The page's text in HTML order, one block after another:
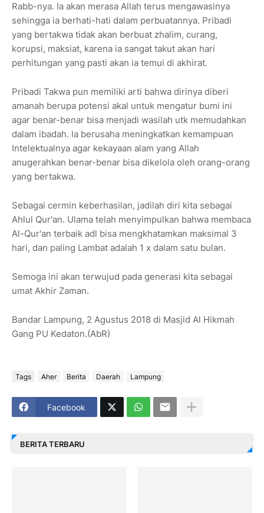
Rabb-nya. Ia akan merasa Allah terus mengawasinya
sehingga ia berhati-hati dalam perbuatannya. Pribadi
yang bertakwa tidak akan berbuat zhalim, curang,
korupsi, maksiat, karena ia sangat takut akan hari
perhitungan yang pasti akan ia temui di akhirat.
Pribadi Takwa pun memiliki arti bahwa dirinya diberi
amanah berupa potensi akal untuk mengatur bumi ini
agar benar-benar bisa menjadi wasilah utk memudahkan
dalam ibadah. Ia berusaha meningkatkan kemampuan
Intelektualnya agar kekayaan alam yang Allah
anugerahkan benar-benar bisa dikelola oleh orang-orang
yang bertakwa.
Sebagai cermin keberhasilan, jadilah diri kita sebagai
Ahlul Qur'an. Ulama telah menyimpulkan bahwa membaca
Al-Qur'an terbaik adl bisa mengkhatamkan maksimal 3
hari, dan paling Lambat adalah 1 x dalam satu bulan.
Semoga ini akan terwujud pada generasi kita sebagai
umat Akhir Zaman.
Bandar Lampung, 2 Agustus 2018 di Masjid Al Hikmah
Gang PU Kedaton.(AbR)
Tags Aher Berita Daerah Lampung
Facebook
BERITA TERBARU